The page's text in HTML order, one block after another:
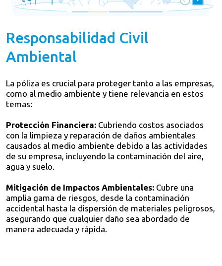
Responsabilidad Civil
Ambiental
La póliza es crucial para proteger tanto a las empresas,
como al medio ambiente y tiene relevancia en estos
temas:
Protección Financiera: Cubriendo costos asociados
con la limpieza y reparación de daños ambientales
causados al medio ambiente debido a las actividades
de su empresa, incluyendo la contaminación del aire,
agua y suelo.
Mitigación de Impactos Ambientales: Cubre una
amplia gama de riesgos, desde la contaminación
accidental hasta la dispersión de materiales peligrosos,
asegurando que cualquier daño sea abordado de
manera adecuada y rápida.